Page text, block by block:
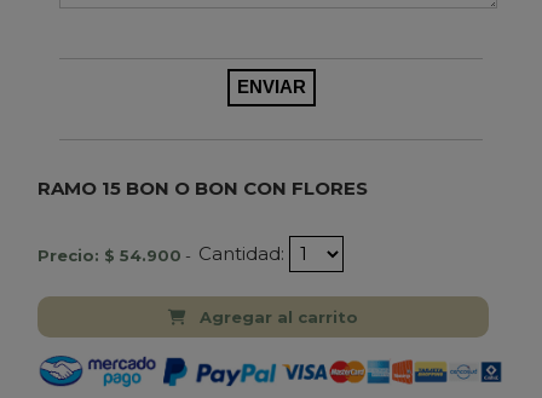
RAMO 15 BON O BON CON FLORES
Precio: $ 54.900 - Cantidad:
Agregar al carrito